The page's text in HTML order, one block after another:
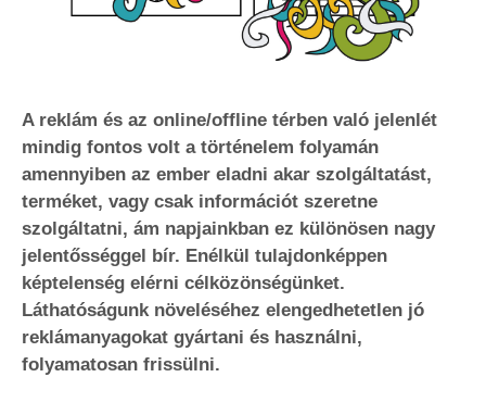
A reklám és az online/offline térben való jelenlét
mindig fontos volt a történelem folyamán
amennyiben az ember eladni akar szolgáltatást,
terméket, vagy csak információt szeretne
szolgáltatni, ám napjainkban ez különösen nagy
jelentősséggel bír. Enélkül tulajdonképpen
képtelenség elérni célközönségünket.
Láthatóságunk növeléséhez elengedhetetlen jó
reklámanyagokat gyártani és használni,
folyamatosan frissülni.